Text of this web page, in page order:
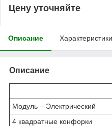
Цену уточняйте
Описание Характеристики
Описание
Модуль – Электрический
4 квадратные конфорки